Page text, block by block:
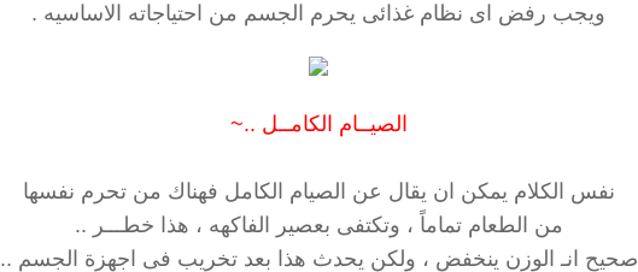
ويجب رفض اى نظام غذائى يحرم الجسم من احتياجاته الاساسيه .
الصيــام الكامــل ..~
نفس الكلام يمكن ان يقال عن الصيام الكامل فهناك من تحرم نفسها
من الطعام تماماً ، وتكتفى بعصير الفاكهه ، هذا خطـــر ..
صحيح انـ الوزن ينخفض ، ولكن يحدث هذا بعد تخريب فى اجهزة الجسم ..